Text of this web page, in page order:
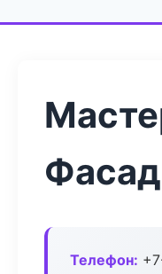
Телефон: